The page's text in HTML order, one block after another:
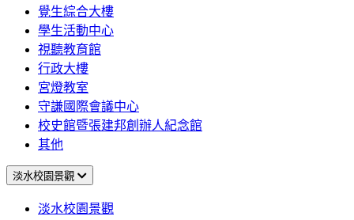
覺生綜合大樓
學生活動中心
視聽教育館
行政大樓
宮燈教室
守謙國際會議中心
校史館暨張建邦創辦人紀念館
其他
淡水校園景觀
淡水校園景觀